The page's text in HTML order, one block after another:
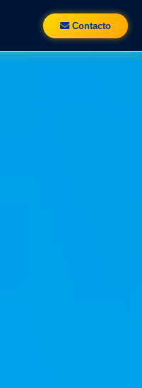
Contacto